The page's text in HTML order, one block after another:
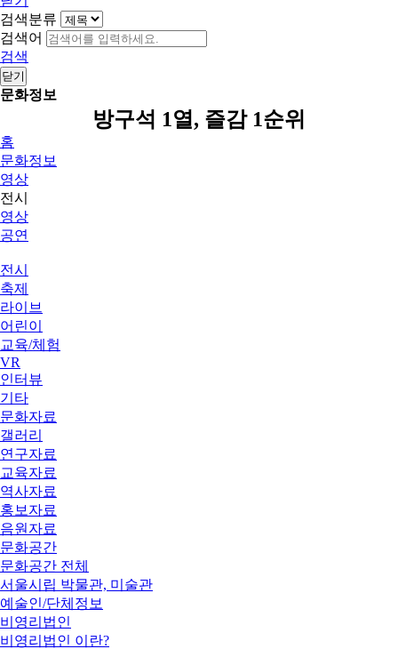
검색분류
검색어
검색
닫기
문화정보
방구석 1열, 즐감 1순위
홈
문화정보
영상
전시
영상
공연
전시
축제
라이브
어린이
교육/체험
VR
인터뷰
기타
문화자료
갤러리
연구자료
교육자료
역사자료
홍보자료
음원자료
문화공간
문화공간 전체
서울시립 박물관, 미술관
예술인/단체정보
비영리법인
비영리법인 이란?